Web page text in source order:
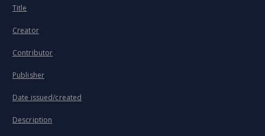
Title
Creator
Contributor
Publisher
Date issued/created
Description